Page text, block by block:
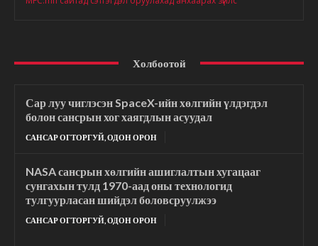
Холбоотой
Сар луу чиглэсэн SpaceX-ийн хөлгийн үлдэгдэл
болон сансрын хог хаягдлын асуудал
САНСАР ОГТОРГУЙ, ОДОН ОРОН
NASA сансрын хөлгийн ашиглалтын хугацааг
сунгахын тулд 1970-аад оны технологид
тулгуурласан шийдэл боловсруулжээ
САНСАР ОГТОРГУЙ, ОДОН ОРОН